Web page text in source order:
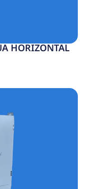
HORIZONTAL